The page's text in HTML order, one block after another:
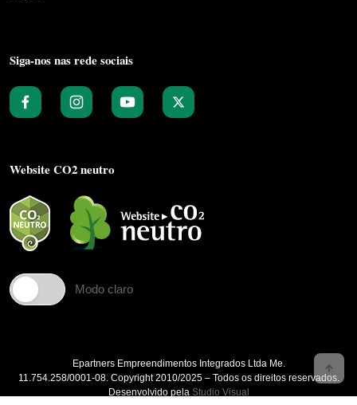
Siga-nos nas rede sociais
Website CO2 neutro
Modo claro
Epartners Empreendimentos Integrados Ltda Me.
11.754.258/0001‐08. Copyright 2010/2025 – Todos os direitos reservados.
Desenvolvido pela Studio Visual